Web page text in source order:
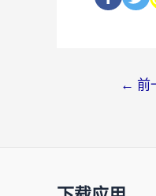
← 前